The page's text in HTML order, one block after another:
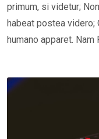
primum, si videtur;
habeat postea videro;
humano apparet.